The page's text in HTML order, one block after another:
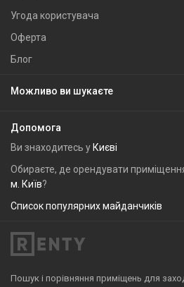
Угода користувача
Оферта
Блог
Можливо ви шукаєте
Допомога
Ви знаходитесь у Києві
Обираєте, де орендувати приміщення
м. Київ?
Список популярних майданчиків
Пошук і порівняння приміщень для